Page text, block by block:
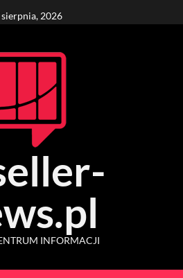
2026
INFORMACJI